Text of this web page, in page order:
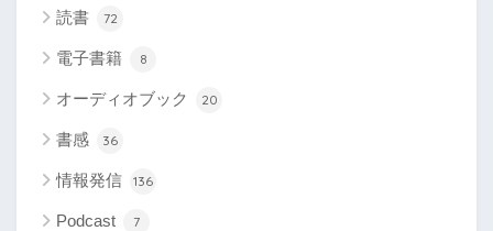
読書 72
電子書籍 8
オーディオブック 20
書感 36
情報発信 136
Podcast 7